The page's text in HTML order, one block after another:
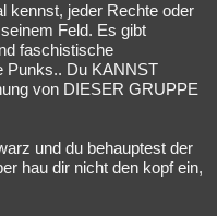
kennst, jeder Rechte oder
Feld. Es gibt
faschistische
Punks.. Du KANNST
von DIESER GRUPPE
und du behauptest der
hau dir nicht den kopf ein,